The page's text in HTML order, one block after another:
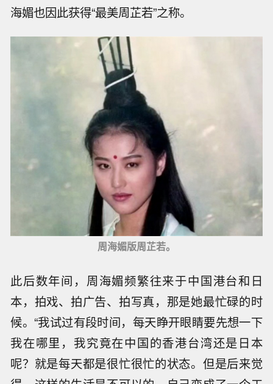
海媚也因此获得“最美周芷若”之称。
周海媚版周芷若。
此后数年间，周海媚频繁往来于中国港台和日
本，拍戏、拍广告、拍写真，那是她最忙碌的时
候。“我试过有段时间，每天睁开眼睛要先想一下
我在哪里，我究竟在中国的香港台湾还是日本
呢？就是每天都是很忙很忙的状态。但是后来觉